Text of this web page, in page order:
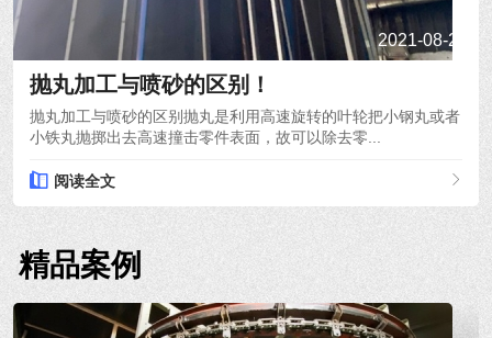
2021-08-20
抛丸加工与喷砂的区别！
抛丸加工与喷砂的区别抛丸是利用高速旋转的叶轮把小钢丸或者
小铁丸抛掷出去高速撞击零件表面，故可以除去零...
阅读全文
精品案例